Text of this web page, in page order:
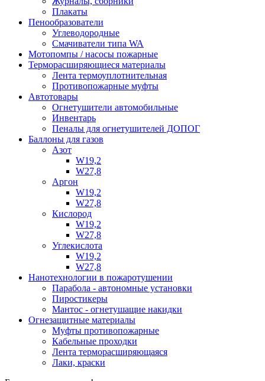
Плакаты
Пенообразователи
Углеводородные
Смачиватели типа WA
Мотопомпы / насосы пожарные
Терморасширяющиеся материалы
Лента термоуплотнительная
Противопожарные муфты
Автотовары
Огнетушители автомобильные
Инвентарь
Пеналы для огнетушителей ДОПОГ
Баллоны для газов
Азот
W19,2
W27,8
Аргон
W19,2
W27,8
Кислород
W19,2
W27,8
Углекислота
W19,2
W27,8
Нанотехнологии в пожаротушении
Парабола - автономные установки
Пиростикеры
Мантос - огнетушащие накидки
Огнезащитные материалы
Муфты противопожарные
Кабельные проходки
Лента терморасширяющаяся
Лаки, краски